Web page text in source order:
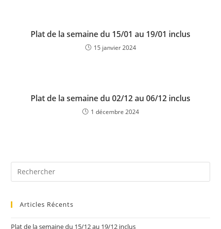
Plat de la semaine du 15/01 au 19/01 inclus
15 janvier 2024
Plat de la semaine du 02/12 au 06/12 inclus
1 décembre 2024
Articles Récents
Plat de la semaine du 15/12 au 19/12 inclus